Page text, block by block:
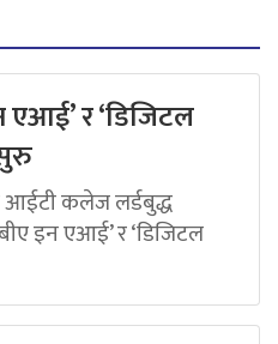
एआई’ र ‘डिजिटल
आईटी कलेज लर्डबुद्ध
इन एआई’ र ‘डिजिटल